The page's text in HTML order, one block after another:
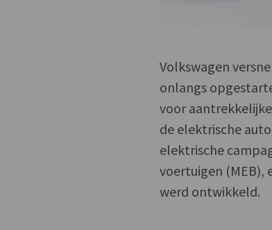
Volkswagen
onlangs
voor
de elektrische
elektrische
voertuigen
werd ontwikkeld.